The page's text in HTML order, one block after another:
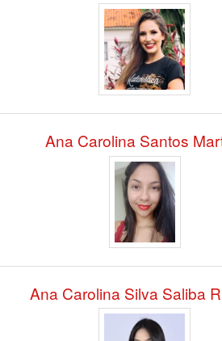
Ana Carolina Santos
Ana Carolina Silva Saliba